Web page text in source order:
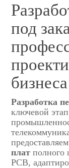
под
бизнеса
Разработка
ключевой
предоставляем
плат полного
PCB,